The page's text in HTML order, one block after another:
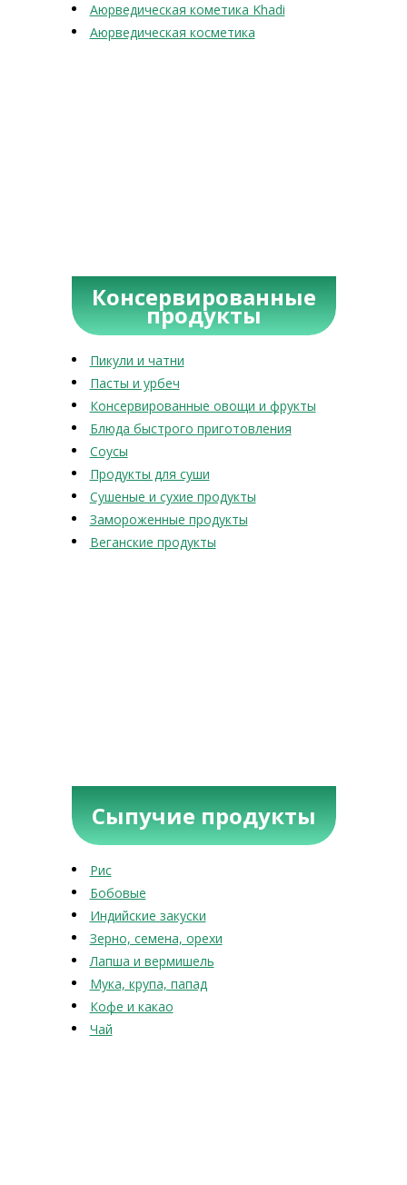
Аюрведическая кометика Khadi
Аюрведическая косметика
Консервированные
продукты
Пикули и чатни
Пасты и урбеч
Консервированные овощи и фрукты
Блюда быстрого приготовления
Соусы
Продукты для суши
Сушеные и сухие продукты
Замороженные продукты
Веганские продукты
Сыпучие продукты
Рис
Бобовые
Индийские закуски
Зерно, семена, орехи
Лапша и вермишель
Мука, крупа, папад
Кофе и какао
Чай